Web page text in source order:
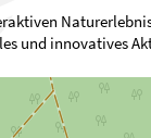
und innovatives